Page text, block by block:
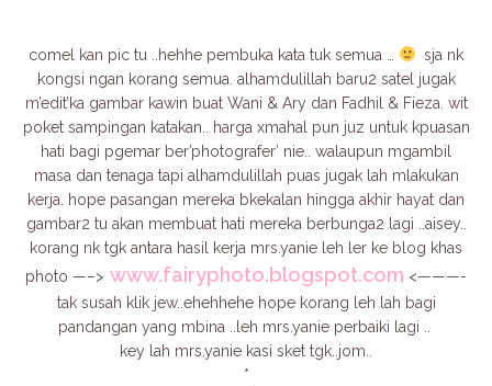
comel kan pic tu ..hehhe pembuka kata tuk semua …
sja nk
kongsi ngan korang semua. alhamdulillah baru2 satel jugak
m’edit’ka gambar kawin buat Wani & Ary dan Fadhil & Fieza. wit
poket sampingan katakan.. harga xmahal pun juz untuk kpuasan
hati bagi pgemar ber’photografer’ nie.. walaupun mgambil
masa dan tenaga tapi alhamdulillah puas jugak lah mlakukan
kerja. hope pasangan mereka bkekalan hingga akhir hayat dan
gambar2 tu akan membuat hati mereka berbunga2 lagi ..aisey..
korang nk tgk antara hasil kerja mrs.yanie leh ler ke blog khas
photo —–> www.fairyphoto.blogspot.com <———-
tak susah klik jew..ehehhehe hope korang leh lah bagi
pandangan yang mbina ..leh mrs.yanie perbaiki lagi ..
key lah mrs.yanie kasi sket tgk..jom..
*